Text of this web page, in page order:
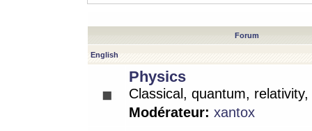
Forum
English
Physics
Classical, quantum,
Modérateur: xantox